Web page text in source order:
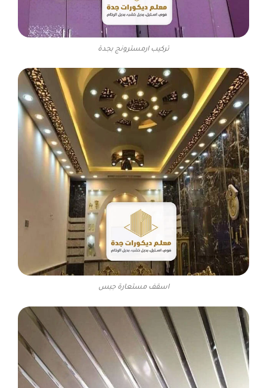
تركيب ارمسترونج بجدة
اسقف مستعارة جبس